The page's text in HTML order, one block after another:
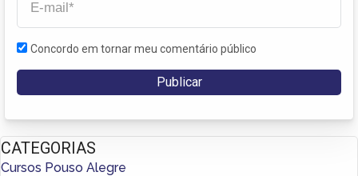
Concordo em tornar meu comentário público
CATEGORIAS
Cursos Pouso Alegre